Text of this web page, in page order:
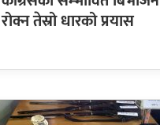
रोक्न तेस्रो धारको प्रयास